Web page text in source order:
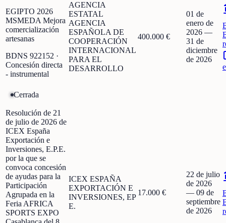
EGIPTO 2026
MSMEDA Mejora
comercialización
artesanas
BDNS 922152 ·
Concesión directa
- instrumental
AGENCIA
ESTATAL
AGENCIA
ESPAÑOLA DE
COOPERACIÓN
INTERNACIONAL
PARA EL
DESARROLLO
400.000 €
01 de
enero de
2026 —
31 de
diciembre
de 2026
Cerrada
Resolución de 21
de julio de 2026 de
ICEX España
Exportación e
Inversiones, E.P.E.
por la que se
convoca concesión
de ayudas para la
Participación
Agrupada en la
Feria AFRICA
SPORTS EXPO
ICEX ESPAÑA
EXPORTACIÓN E
INVERSIONES, EP
E.
17.000 €
22 de julio
de 2026
— 09 de
septiembre
de 2026